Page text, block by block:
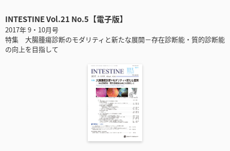
INTESTINE Vol.21 No.5【電子版】
2017年 9・10月号
特集 大腸腫瘍診断のモダリティと新たな展開－存在診断能・質的診断能
の向上を目指して